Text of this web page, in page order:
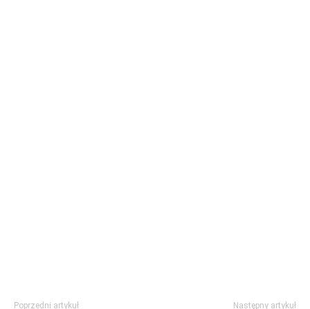
Poprzedni artykuł Następny artykuł